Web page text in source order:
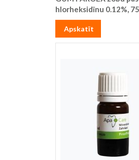
hlorheksidīnu 0.12%,
Apskatīt